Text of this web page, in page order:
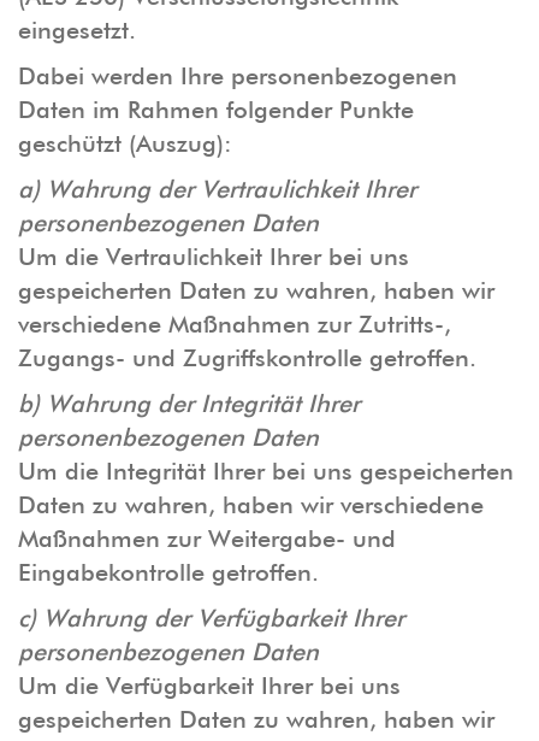
eingesetzt.
Dabei werden Ihre personenbezogenen
Daten im Rahmen folgender Punkte
geschützt (Auszug):
a) Wahrung der Vertraulichkeit Ihrer
personenbezogenen Daten
Um die Vertraulichkeit Ihrer bei uns
gespeicherten Daten zu wahren, haben wir
verschiedene Maßnahmen zur Zutritts-,
Zugangs- und Zugriffskontrolle getroffen.
b) Wahrung der Integrität Ihrer
personenbezogenen Daten
Um die Integrität Ihrer bei uns gespeicherten
Daten zu wahren, haben wir verschiedene
Maßnahmen zur Weitergabe- und
Eingabekontrolle getroffen.
c) Wahrung der Verfügbarkeit Ihrer
personenbezogenen Daten
Um die Verfügbarkeit Ihrer bei uns
gespeicherten Daten zu wahren, haben wir